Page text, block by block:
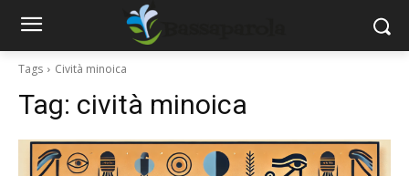
Tags Cività minoica
Tag: cività minoica